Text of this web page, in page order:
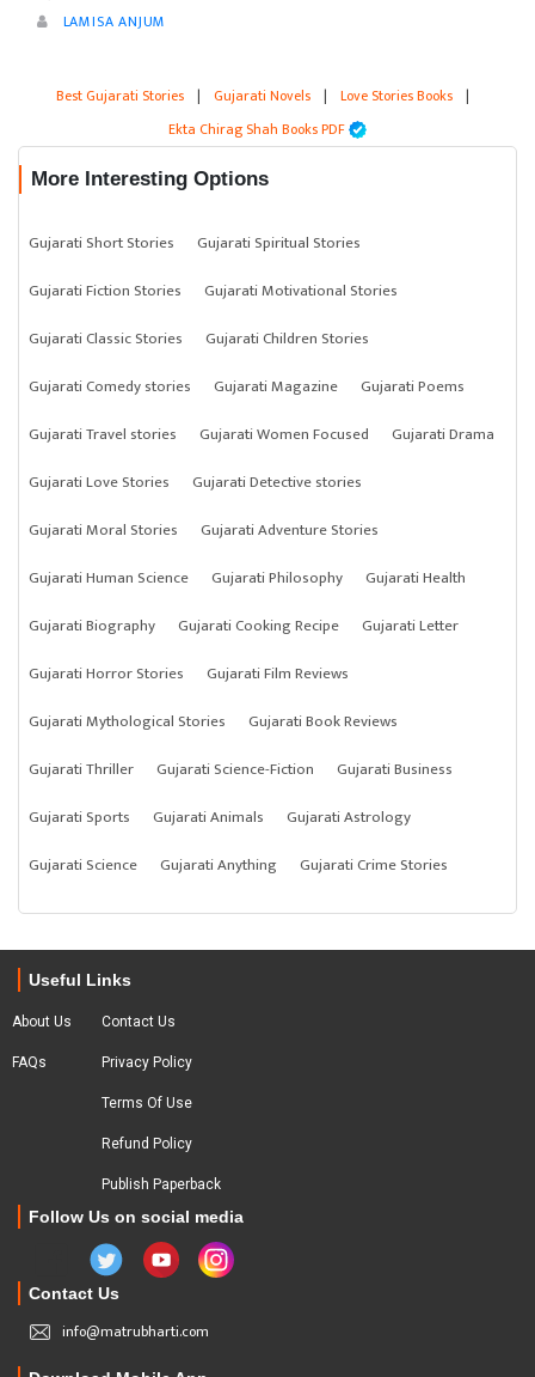
LAMISA ANJUM
Best Gujarati Stories | Gujarati Novels | Love Stories Books |
Ekta Chirag Shah Books PDF
More Interesting Options
Gujarati Short Stories
Gujarati Spiritual Stories
Gujarati Fiction Stories
Gujarati Motivational Stories
Gujarati Classic Stories
Gujarati Children Stories
Gujarati Comedy stories
Gujarati Magazine
Gujarati Poems
Gujarati Travel stories
Gujarati Women Focused
Gujarati Drama
Gujarati Love Stories
Gujarati Detective stories
Gujarati Moral Stories
Gujarati Adventure Stories
Gujarati Human Science
Gujarati Philosophy
Gujarati Health
Gujarati Biography
Gujarati Cooking Recipe
Gujarati Letter
Gujarati Horror Stories
Gujarati Film Reviews
Gujarati Mythological Stories
Gujarati Book Reviews
Gujarati Thriller
Gujarati Science-Fiction
Gujarati Business
Gujarati Sports
Gujarati Animals
Gujarati Astrology
Gujarati Science
Gujarati Anything Gujarati Crime Stories
Useful Links
About Us
FAQs
Contact Us
Privacy Policy
Terms Of Use
Refund Policy
Publish Paperback
Follow Us on social media
Contact Us
info@matrubharti.com